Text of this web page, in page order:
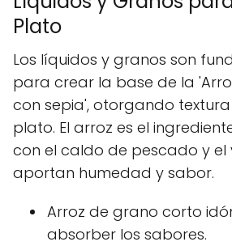
Plato
Los líquidos y granos son
para crear la base de la
con sepia', otorgando
plato. El arroz es el
con el caldo de pescado y el
aportan humedad y sabor.
Arroz de grano corto
absorber los sabores.